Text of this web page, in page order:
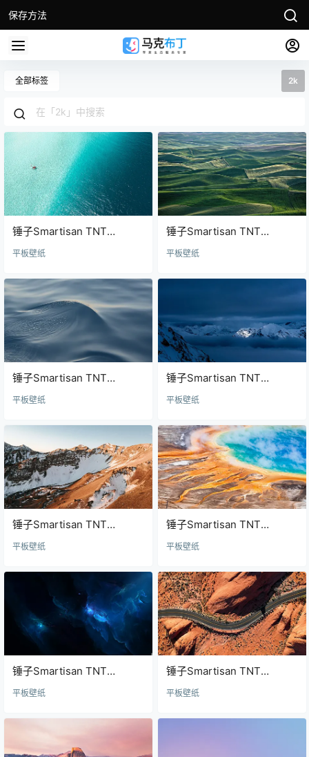
保存方法
全部标签 2k
锤子Smartisan TNT
wallpaper32壁纸
平板壁纸
锤子Smartisan TNT
wallpaper31壁纸
平板壁纸
锤子Smartisan TNT
wallpaper30壁纸
平板壁纸
锤子Smartisan TNT
wallpaper29壁纸
平板壁纸
锤子Smartisan TNT
wallpaper28壁纸
平板壁纸
锤子Smartisan TNT
wallpaper27壁纸
平板壁纸
锤子Smartisan TNT
wallpaper26壁纸
平板壁纸
锤子Smartisan TNT
wallpaper25壁纸
平板壁纸